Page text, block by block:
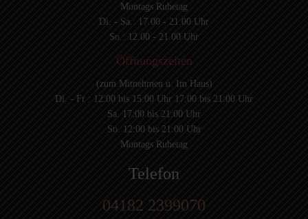
Montags Ruhetag
Di. - Sa.: 17.00 - 21.00 Uhr
So.: 12.00 - 21.00 Uhr
Öffnungszeiten
(zum Mitnehmen u. Im Haus)
Di. - Fr : 12:00 bis 15:00 Uhr 17:00 bis 21:00 Uhr
Sa. 17:00 bis 21:00 Uhr
So. 12:00 bis 21:00 Uhr
Montags Ruhetag
Telefon
04182 2399070